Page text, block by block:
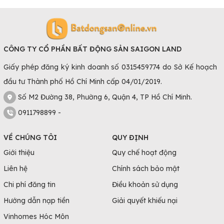
Giá thuê phòng trọ
Dựa trên khả năng tài chính và kế hoạch kinh tế lâu dài của
mỗi người mà nhu cầu lựa chọn phòng trọ có giá thuê hợp
lý là yếu tố cũng cần được quan tâm. Ngoài ra bạn có thể
tham khảo, tìm kiếm các phòng trọ cho thuê thông qua
internet để có thể so sánh giá, chủ động nắm bắt các
thông tin về nơi muốn thuê.
phù hợp, nhiều chủ nhà sẵn sàng bớt hoặc hạ giá thuê nếu
nhận được đề xuất giá thuê ở khoảng thích hợp từ phía
người thuê.
3 căn phòng trọ để khảo sát, trực tiếp tới xem phòng
trước khi quyết định thuê và đặt cọc.
CÔNG TY CỔ PHẦN BẤT ĐỘNG SẢN SAIGON LAND
Giấy phép đăng ký kinh doanh số 0315459774 do Sở Kế hoạch
đầu tư Thành phố Hồ Chí Minh cấp 04/01/2019.
Số M2 Đường 38, Phường 6, Quận 4, TP Hồ Chí Minh.
0911798899 -
VỀ CHÚNG TÔI
Giới thiệu
Liên hệ
Chi phí đăng tin
Hướng dẫn nạp tiền
Vinhomes Hóc Môn
QUY ĐỊNH
Quy chế hoạt động
Chính sách bảo mật
Điều khoản sử dụng
Giải quyết khiếu nại